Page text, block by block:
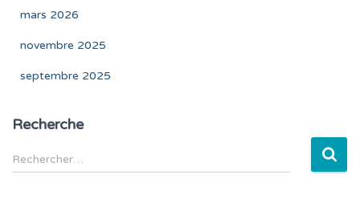
mars 2026
novembre 2025
septembre 2025
Recherche
e
Rechercher…